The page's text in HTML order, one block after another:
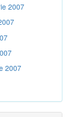
2007
2007